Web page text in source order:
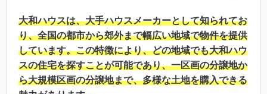
大和ハウスは、大手ハウスメーカーとして知られてお
り、全国の都市から郊外まで幅広い地域で物件を提供
しています。この特徴により、どの地域でも大和ハウ
スの住宅を探すことが可能であり、一区画の分譲地か
ら大規模区画の分譲地まで、多様な土地を購入できる